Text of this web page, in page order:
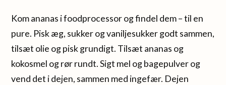
Kom ananas i foodprocessor og findel dem – til en
pure. Pisk æg, sukker og vaniljesukker godt sammen,
tilsæt olie og pisk grundigt. Tilsæt ananas og
kokosmel og rør rundt. Sigt mel og bagepulver og
vend det i dejen, sammen med ingefær. Dejen